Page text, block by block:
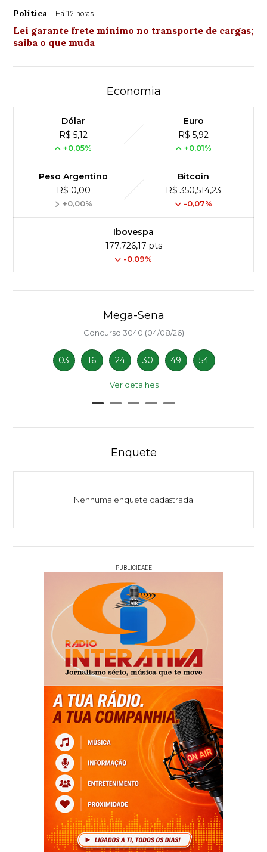
Política Há 12 horas
Lei garante frete mínimo no transporte de cargas;
saiba o que muda
Economia
Dólar
R$ 5,12
+0,05%
Euro
R$ 5,92
+0,01%
Peso Argentino
R$ 0,00
+0,00%
Bitcoin
R$ 350,514,23
-0,07%
Ibovespa
177,726,17 pts
-0.09%
Mega-Sena
Concurso 3040 (04/08/26)
03 16 24 30 49 54
Ver detalhes
Enquete
Nenhuma enquete cadastrada
PUBLICIDADE